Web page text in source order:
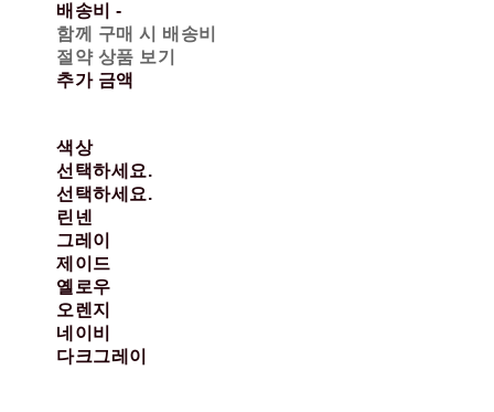
배송비-
함께 구매 시 배송비
절약 상품 보기
추가 금액
색상
선택하세요.
선택하세요.
린넨
그레이
제이드
옐로우
오렌지
네이비
다크그레이